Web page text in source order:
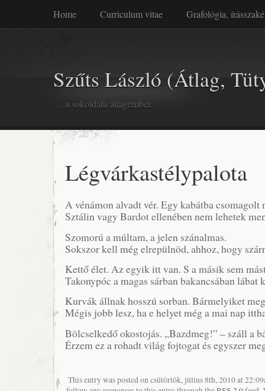
Home Curriculum vitae Grafológia,
… a sokoldalú átlagember.
Szűts László (Átlag,
Légvárkastélypalota
A vénámon alvadt vér. Egy kabátba csomagolt
Sztálin vagy Bardot ellenében nem lehetek
Szomorú a múltam, a jelen szánalmas.
Sokszor kell még elrepülnöd, ahhoz, hogy
Kettő élet. Az egyik itt van. S a másik sem
Takonypóc a magas sárban bakancsában lábat
Kurvák állnak hosszú sorban. Bármelyiket
Mégis jobb lesz, ha e helyet még a mai nap
Bölcselkedő okostojás. „Bazdmeg!” – száll a
Érzem ez a rohadt világ fojtogat és egyszer
This entry was posted on csütörtök, július 8th, 2010 at